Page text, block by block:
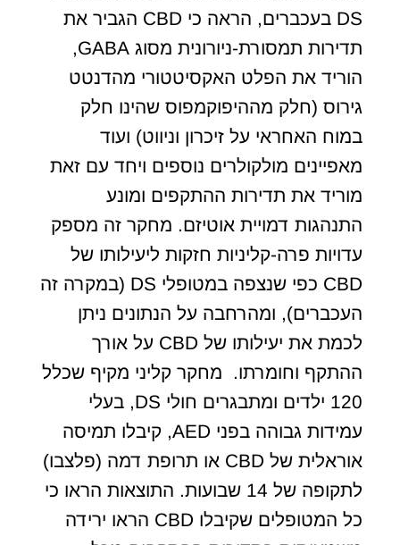
DS בעכברים, הראה כי CBD הגביר את
תדירות תמסורת-ניורונית מסוג GABA,
הוריד את הפלט האקסיטטורי מהדנטט
גירוס (חלק מההיפוקמפוס שהינו חלק
במוח האחראי על זיכרון וניווט) ועוד
מאפיינים מולקולרים נוספים ויחד עם זאת
מוריד את תדירות ההתקפים ומונע
התנהגות דמויית אוטיזם. מחקר זה מספק
עדויות פרה-קליניות חזקות ליעילותו של
CBD כפי שנצפה במטופלי DS (במקרה זה
העכברים), ומהרחבה על הנתונים ניתן
לכמת את יעילותו של CBD על אורך
ההתקף וחומרתו. מחקר קליני מקיף שכלל
120 ילדים ומתבגרים חולי DS, בעלי
עמידות גבוהה בפני AED, קיבלו תמיסה
אוראלית של CBD או תרופת דמה (פלצבו)
לתקופה של 14 שבועות. התוצאות הראו כי
כל המטופלים שקיבלו CBD הראו ירידה